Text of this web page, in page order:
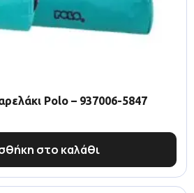
Polo – 937006-5847
στο καλάθι